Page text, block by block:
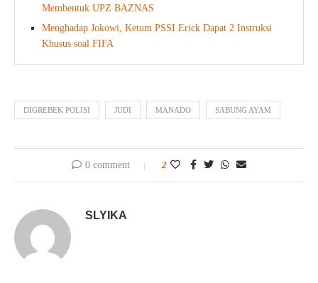
Membentuk UPZ BAZNAS
Menghadap Jokowi, Ketum PSSI Erick Dapat 2 Instruksi
Khusus soal FIFA
DIGREBEK POLISI JUDI MANADO SABUNG AYAM
0 comment 2
SLYIKA